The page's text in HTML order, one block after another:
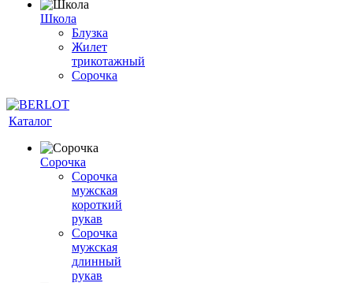
Школа
Блузка
Жилет
трикотажный
Сорочка
Каталог
Сорочка
Сорочка
мужская
короткий
рукав
Сорочка
мужская
длинный
рукав